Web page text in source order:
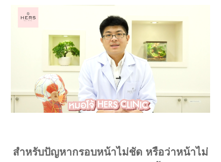
สำหรับปัญหากรอบหน้าไม่ชัด หรือว่าหน้าไม่